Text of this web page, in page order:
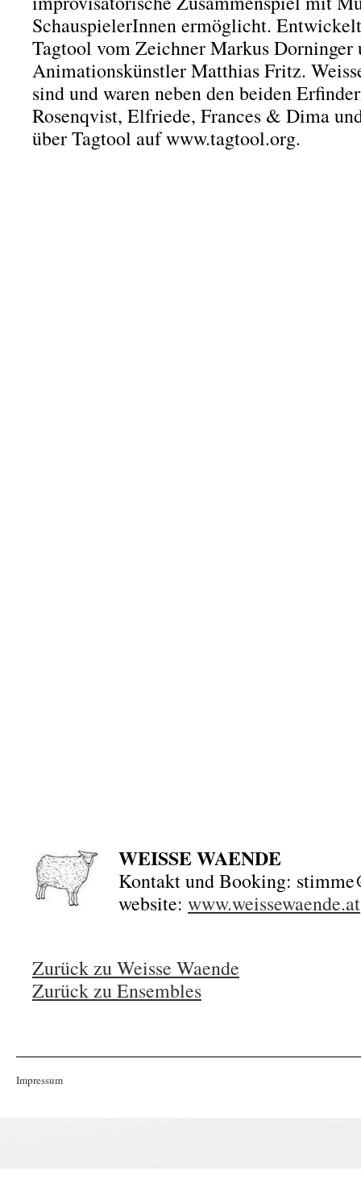
SchauspielerInnen ermöglicht.
Tagtool vom Zeichner Markus Dorninger
Animationskünstler Matthias Fritz.
sind und waren neben den beiden
Rosenqvist, Elfriede, Frances & Dima
über Tagtool auf www.tagtool.org.
WEISSE WAENDE
Kontakt und Booking:
website: www.weissewaende.at
Zurück zu Weisse Waende
Zurück zu Ensembles
Impressum